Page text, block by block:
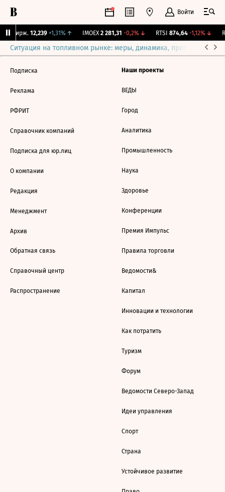
Войти
Бирж. 12,239 +1,31%↑ IMOEX 2 281,31 -0,2%↓ RTSI 874,64 -1,12%↓
Ситуация на топливном рынке: меры, динамика, прогнозы
Подписка
Реклама
РФРИТ
Справочник компаний
Подписка для юр.лиц
О компании
Редакция
Менеджмент
Архив
Обратная связь
Справочный центр
Распространение
Наши проекты
ВЕДЫ
Город
Аналитика
Промышленность
Наука
Здоровье
Конференции
Премия Импульс
Правила торговли
Ведомости&
Капитал
Инновации и технологии
Как потратить
Туризм
Форум
Ведомости Северо-Запад
Идеи управления
Спорт
Страна
Устойчивое развитие